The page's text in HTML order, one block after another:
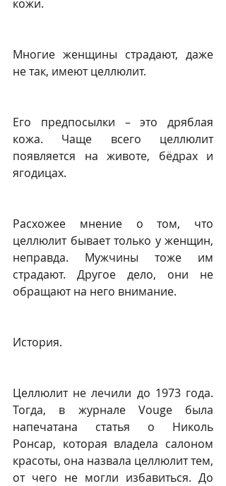
кожи.
Многие женщины страдают, даже
не так, имеют целлюлит.
Его предпосылки – это дряблая
кожа. Чаще всего целлюлит
появляется на животе, бёдрах и
ягодицах.
Расхожее мнение о том, что
целлюлит бывает только у женщин,
неправда. Мужчины тоже им
страдают. Другое дело, они не
обращают на него внимание.
История.
Целлюлит не лечили до 1973 года.
Тогда, в журнале Vouge была
напечатана статья о Николь
Ронсар, которая владела салоном
красоты, она назвала целлюлит тем,
от чего не могли избавиться. До